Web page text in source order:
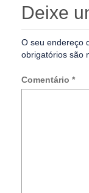
Deixe
O seu endereço
obrigatórios são
Comentário *